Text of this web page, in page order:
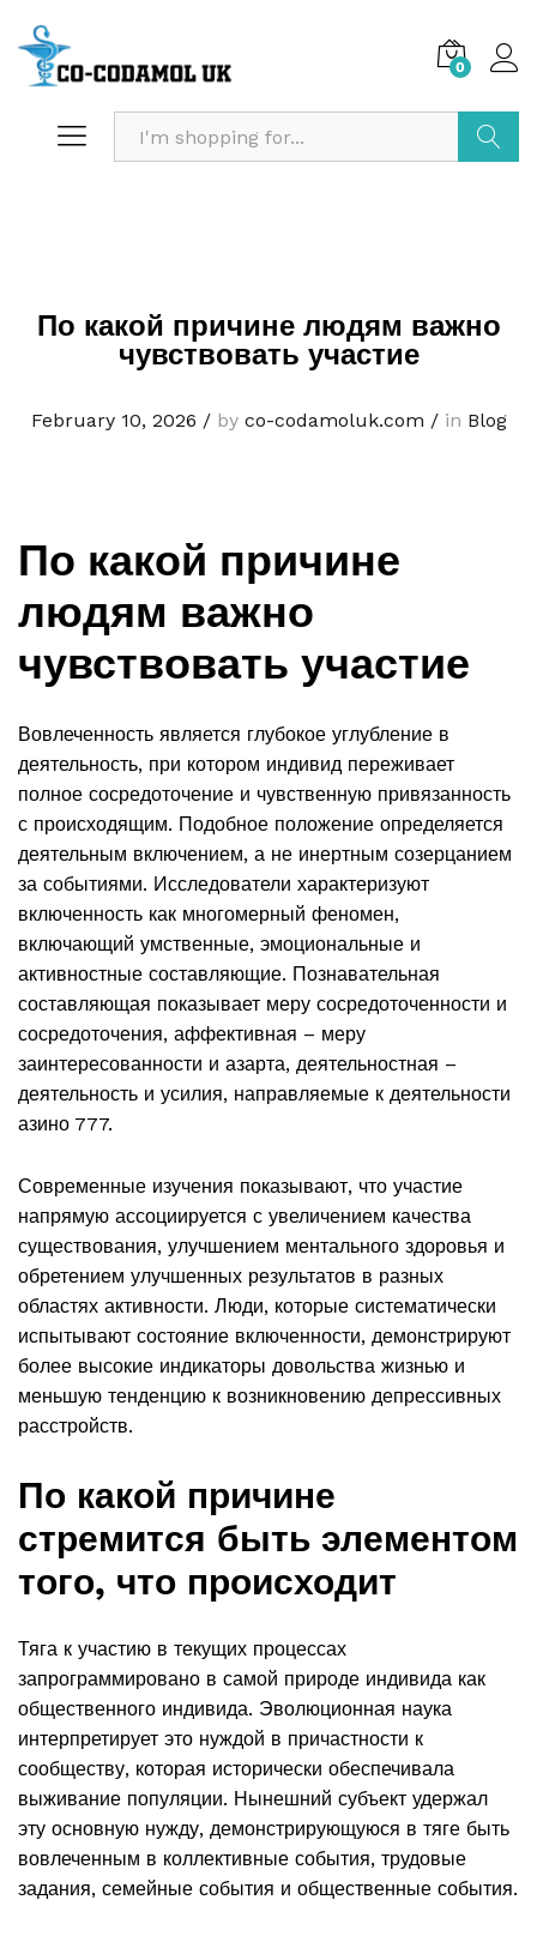
0
По какой причине людям важно
чувствовать участие
February 10, 2026 /by co-codamoluk.com /in Blog
По какой причине
людям важно
чувствовать участие
Вовлеченность является глубокое углубление в
деятельность, при котором индивид переживает
полное сосредоточение и чувственную привязанность
с происходящим. Подобное положение определяется
деятельным включением, а не инертным созерцанием
за событиями. Исследователи характеризуют
включенность как многомерный феномен,
включающий умственные, эмоциональные и
активностные составляющие. Познавательная
составляющая показывает меру сосредоточенности и
сосредоточения, аффективная – меру
заинтересованности и азарта, деятельностная –
деятельность и усилия, направляемые к деятельности
азино 777.
Современные изучения показывают, что участие
напрямую ассоциируется с увеличением качества
существования, улучшением ментального здоровья и
обретением улучшенных результатов в разных
областях активности. Люди, которые систематически
испытывают состояние включенности, демонстрируют
более высокие индикаторы довольства жизнью и
меньшую тенденцию к возникновению депрессивных
расстройств.
По какой причине
стремится быть элементом
того, что происходит
Тяга к участию в текущих процессах
запрограммировано в самой природе индивида как
общественного индивида. Эволюционная наука
интерпретирует это нуждой в причастности к
сообществу, которая исторически обеспечивала
выживание популяции. Нынешний субъект удержал
эту основную нужду, демонстрирующуюся в тяге быть
вовлеченным в коллективные события, трудовые
задания, семейные события и общественные события.